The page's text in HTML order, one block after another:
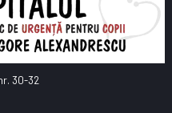
30-32